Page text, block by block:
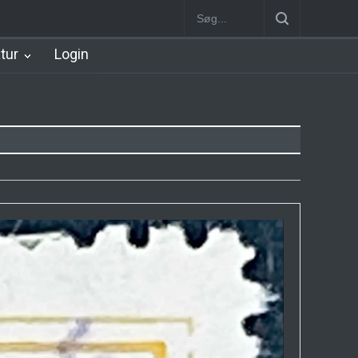
Nørrebro B Station [1886-1930] Nørrebro A Station
Login